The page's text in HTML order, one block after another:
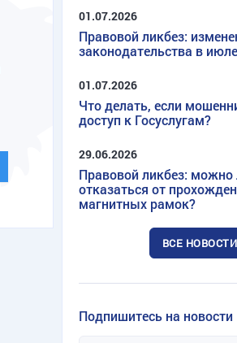
01.07.2026
Правовой ликбез:
законодательства в
01.07.2026
Что делать, если
доступ к Госуслугам?
29.06.2026
Правовой ликбез: можно
отказаться от
магнитных рамок?
ВСЕ НОВОСТИ
Подпишитесь на новости